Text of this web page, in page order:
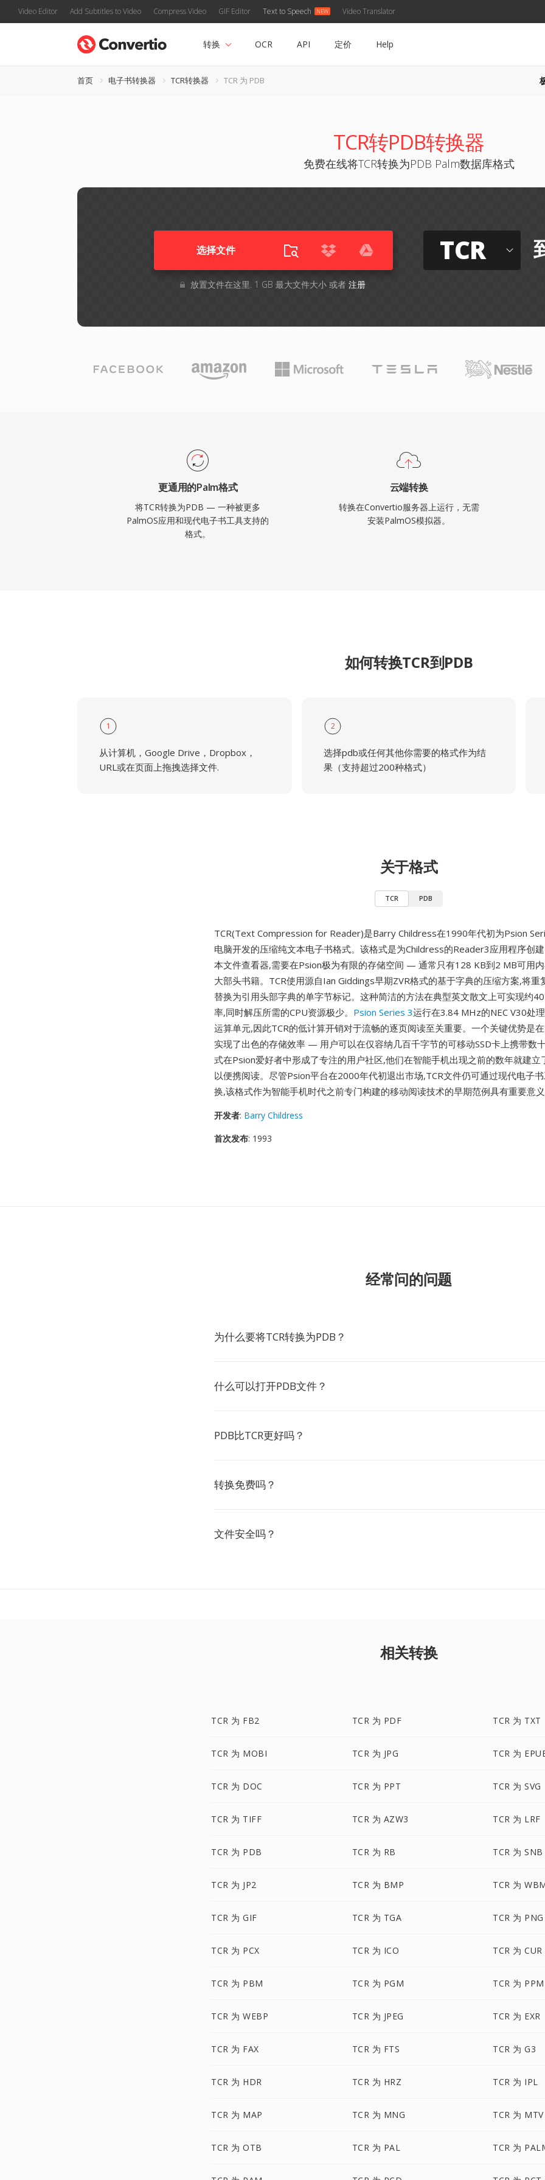
Video Editor Add Subtitles to Video Compress Video GIF Editor Text to Speech Video Translator
转换 OCR API 定价 Help
首页 电子书转换器 TCR转换器 TCR 为 PDB
TCR转PDB转换器
免费在线将TCR转换为PDB Palm数据库格式
选择文件
放置文件在这里. 1 GB 最大文件大小 或者 注册
TCR
更通用的Palm格式
将TCR转换为PDB — 一种被更多
PalmOS应用和现代电子书工具支持的
格式。
云端转换
转换在Convertio服务器上运行，无需
安装PalmOS模拟器。
如何转换TCR到PDB
1
从计算机，Google Drive，Dropbox，
URL或在页面上拖拽选择文件.
2
选择pdb或任何其他你需要的格式作为结
果（支持超过200种格式）
关于格式
TCR PDB
TCR(Text Compression for Reader)是Barry Childress在1990年代初为Psion
电脑开发的压缩纯文本电子书格式。该格式是为Childress的Reader3应用程序创
本文件查看器,需要在Psion极为有限的存储空间 — 通常只有128 KB到2 MB可用
大部头书籍。TCR使用源自Ian Giddings早期ZVR格式的基于字典的压缩方案,将重
替换为引用头部字典的单字节标记。这种简洁的方法在典型英文散文上可实现约
率,同时解压所需的CPU资源极少。 Psion Series 3运行在3.84 MHz的NEC V30处
运算单元,因此TCR的低计算开销对于流畅的逐页阅读至关重要。一个关键优势是
实现了出色的存储效率 — 用户可以在仅容纳几百千字节的可移动SSD卡上携带数
式在Psion爱好者中形成了专注的用户社区,他们在智能手机出现之前的数年就建立
以便携阅读。尽管Psion平台在2000年代初退出市场,TCR文件仍可通过现代电子
换,该格式作为智能手机时代之前专门构建的移动阅读技术的早期范例具有重要意
开发者: Barry Childress
首次发布: 1993
经常问的问题
为什么要将TCR转换为PDB？
什么可以打开PDB文件？
PDB比TCR更好吗？
转换免费吗？
文件安全吗？
相关转换
TCR 为 FB2 TCR 为 PDF TCR 为 TXT
TCR 为 MOBI TCR 为 JPG TCR 为
TCR 为 DOC TCR 为 PPT TCR 为 SVG
TCR 为 TIFF TCR 为 AZW3 TCR 为 LRF
TCR 为 PDB TCR 为 RB TCR 为 SNB
TCR 为 JP2 TCR 为 BMP TCR 为
TCR 为 GIF TCR 为 TGA TCR 为 PNG
TCR 为 PCX TCR 为 ICO TCR 为 CUR
TCR 为 PBM TCR 为 PGM TCR 为 PPM
TCR 为 WEBP TCR 为 JPEG TCR 为 EXR
TCR 为 FAX TCR 为 FTS TCR 为 G3
TCR 为 HDR TCR 为 HRZ TCR 为 IPL
TCR 为 MAP TCR 为 MNG TCR 为 MTV
TCR 为 OTB TCR 为 PAL TCR 为